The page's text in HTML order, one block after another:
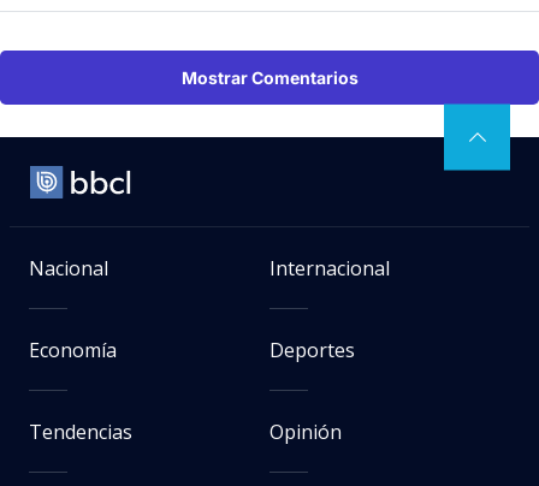
Mostrar Comentarios
Nacional Internacional
Economía Deportes
Tendencias Opinión